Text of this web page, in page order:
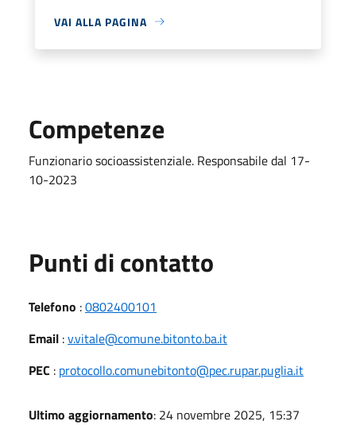
VAI ALLA PAGINA
Competenze
Funzionario socioassistenziale. Responsabile dal 17-
10-2023
Punti di contatto
Telefono :0802400101
Email :v.vitale@comune.bitonto.ba.it
PEC : protocollo.comunebitonto@pec.rupar.puglia.it
Ultimo aggiornamento: 24 novembre 2025, 15:37